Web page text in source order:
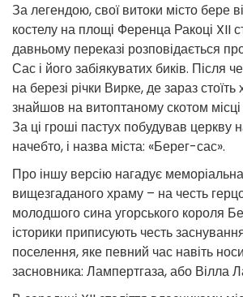
За легендою, свої витоки місто бере
костелу на площі Ференца Ракоці XII
давньому переказі розповідається
Сас і його забіякуватих биків. Після
на березі річки Вирке, де зараз
знайшов на витоптаному скотом
За ці гроші пастух побудував церкву
начебто, і назва міста: «Берег-сас».
Про іншу версію нагадує
вищезгаданого храму – на честь
молодшого сина угорського короля
історики приписують честь
поселення, яке певний час навіть
засновника: Лампертгаза, або Вілла